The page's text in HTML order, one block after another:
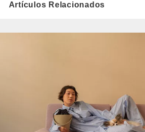
Artículos Relacionados